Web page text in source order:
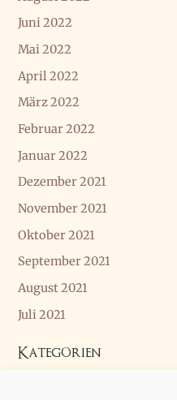
Juni 2022
Mai 2022
April 2022
März 2022
Februar 2022
Januar 2022
Dezember 2021
November 2021
Oktober 2021
September 2021
August 2021
Juli 2021
Kategorien